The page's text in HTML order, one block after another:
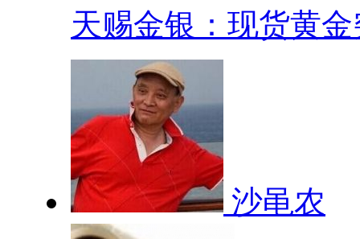
天赐金银：现货黄金
沙黾农